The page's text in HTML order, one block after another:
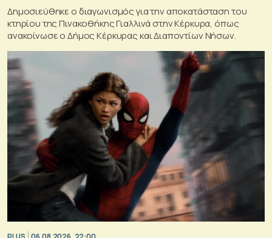
Δημοσιεύθηκε ο διαγωνισμός για την αποκατάσταση του
κτηρίου της Πινακοθήκης Γιαλλινά στην Κέρκυρα, όπως
ανακοίνωσε ο Δήμος Κέρκυρας και Διαποντίων Νήσων.